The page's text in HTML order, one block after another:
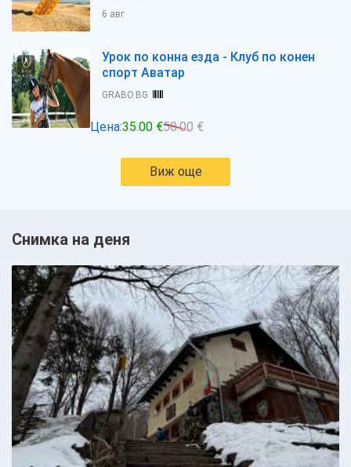
6 авг
Урок по конна езда - Клуб по конен
спорт Аватар
GRABO.BG
Цена:35.00 €50.00 €
Виж още
Снимка на деня